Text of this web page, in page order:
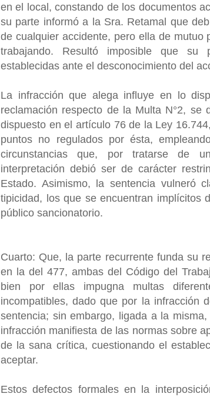
en el local, constando de los documentos
su parte informó a la Sra. Retamal que
de cualquier accidente, pero ella de mutuo
trabajando. Resultó imposible que su
establecidas ante el desconocimiento del
La infracción que alega influye en lo
reclamación respecto de la Multa N°2,
dispuesto en el artículo 76 de la Ley
puntos no regulados por ésta,
circunstancias que, por tratarse de
interpretación debió ser de carácter
Estado. Asimismo, la sentencia vulneró
tipicidad, los que se encuentran implícitos
público sancionatorio.
Cuarto: Que, la parte recurrente funda su
en la del 477, ambas del Código del
bien por ellas impugna multas
incompatibles, dado que por la infracción
sentencia; sin embargo, ligada a la
infracción manifiesta de las normas sobre
de la sana crítica, cuestionando el
aceptar.
Estos defectos formales en la